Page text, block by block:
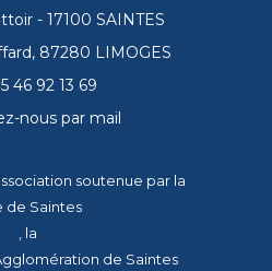
- 17100 SAINTES
87280 LIMOGES
46 92 13 69
nous par mail
soutenue par la
de Saintes
, la
de Saintes